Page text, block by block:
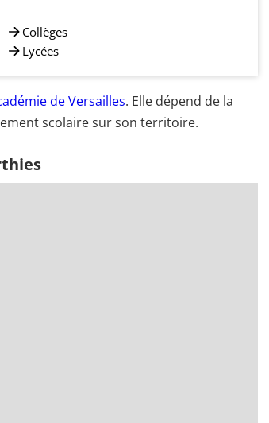
Collèges
Lycées
de Versailles. Elle dépend de la
scolaire sur son territoire.